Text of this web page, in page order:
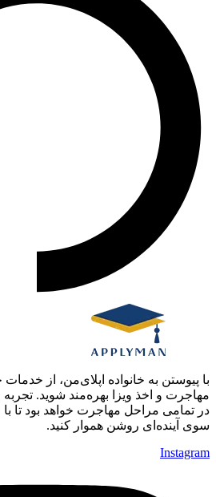
با پیوستن به خانواده اپلای‌من، از
مهاجرت و اخذ ویزا بهره‌مند شوید.
در تمامی مراحل مهاجرت خواهد بود تا
سوی آینده‌ای روشن هموار کنید.
Instagram